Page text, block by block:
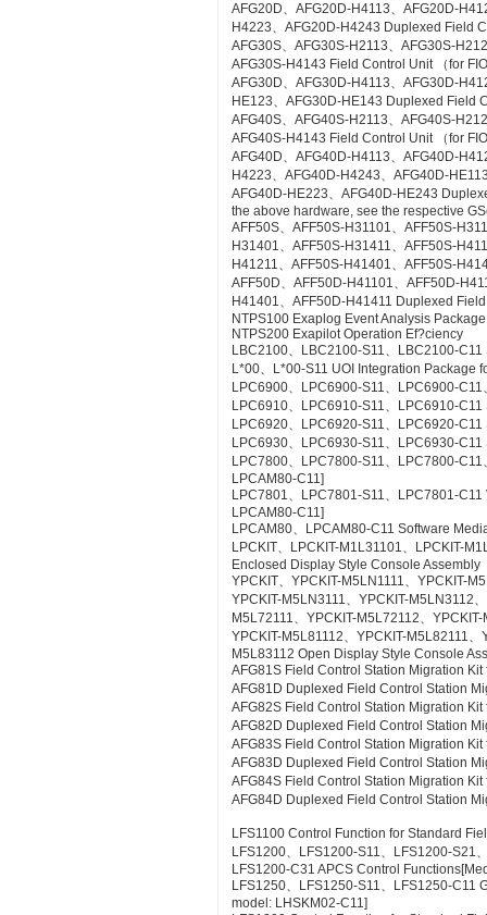
AFG20D、AFG20D-H4113、AFG20D-
H4223、AFG20D-H4243 Duplexed Field
AFG30S、AFG30S-H2113、AFG30S-
AFG30S-H4143 Field Control Unit （for
AFG30D、AFG30D-H4113、AFG30D-
HE123、AFG30D-HE143 Duplexed Field
AFG40S、AFG40S-H2113、AFG40S-
AFG40S-H4143 Field Control Unit （for
AFG40D、AFG40D-H4113、AFG40D-
H4223、AFG40D-H4243、AFG40D-
AFG40D-HE223、AFG40D-HE243
the above hardware, see the respective
AFF50S、AFF50S-H31101、AFF50S-
H31401、AFF50S-H31411、AFF50S-
H41211、AFF50S-H41401、AFF50S-
AFF50D、AFF50D-H41101、AFF50D-
H41401、AFF50D-H41411 Duplexed
NTPS100 Exaplog Event Analysis Package
NTPS200 Exapilot Operation Ef?ciency
LBC2100、LBC2100-S11、LBC2100-
L*00、L*00-S11 UOI Integration Package
LPC6900、LPC6900-S11、LPC6900-
LPC6910、LPC6910-S11、LPC6910-
LPC6920、LPC6920-S11、LPC6920-
LPC6930、LPC6930-S11、LPC6930-
LPC7800、LPC7800-S11、LPC7800-
LPCAM80-C11]
LPC7801、LPC7801-S11、LPC7801-
LPCAM80-C11]
LPCAM80、LPCAM80-C11 Software
LPCKIT、LPCKIT-M1L31101、LPCKIT-
Enclosed Display Style Console Assembly
YPCKIT、YPCKIT-M5LN1111、YPCKIT-
YPCKIT-M5LN3111、YPCKIT-M5LN3112
M5L72111、YPCKIT-M5L72112、
YPCKIT-M5L81112、YPCKIT-M5L82111
M5L83112 Open Display Style Console
AFG81S Field Control Station Migration Kit
AFG81D Duplexed Field Control Station
AFG82S Field Control Station Migration Kit
AFG82D Duplexed Field Control Station
AFG83S Field Control Station Migration Kit
AFG83D Duplexed Field Control Station
AFG84S Field Control Station Migration Kit
AFG84D Duplexed Field Control Station
LFS1100 Control Function for Standard
LFS1200、LFS1200-S11、LFS1200-S21
LFS1200-C31 APCS Control
LFS1250、LFS1250-S11、LFS1250-C11
model: LHSKM02-C11]